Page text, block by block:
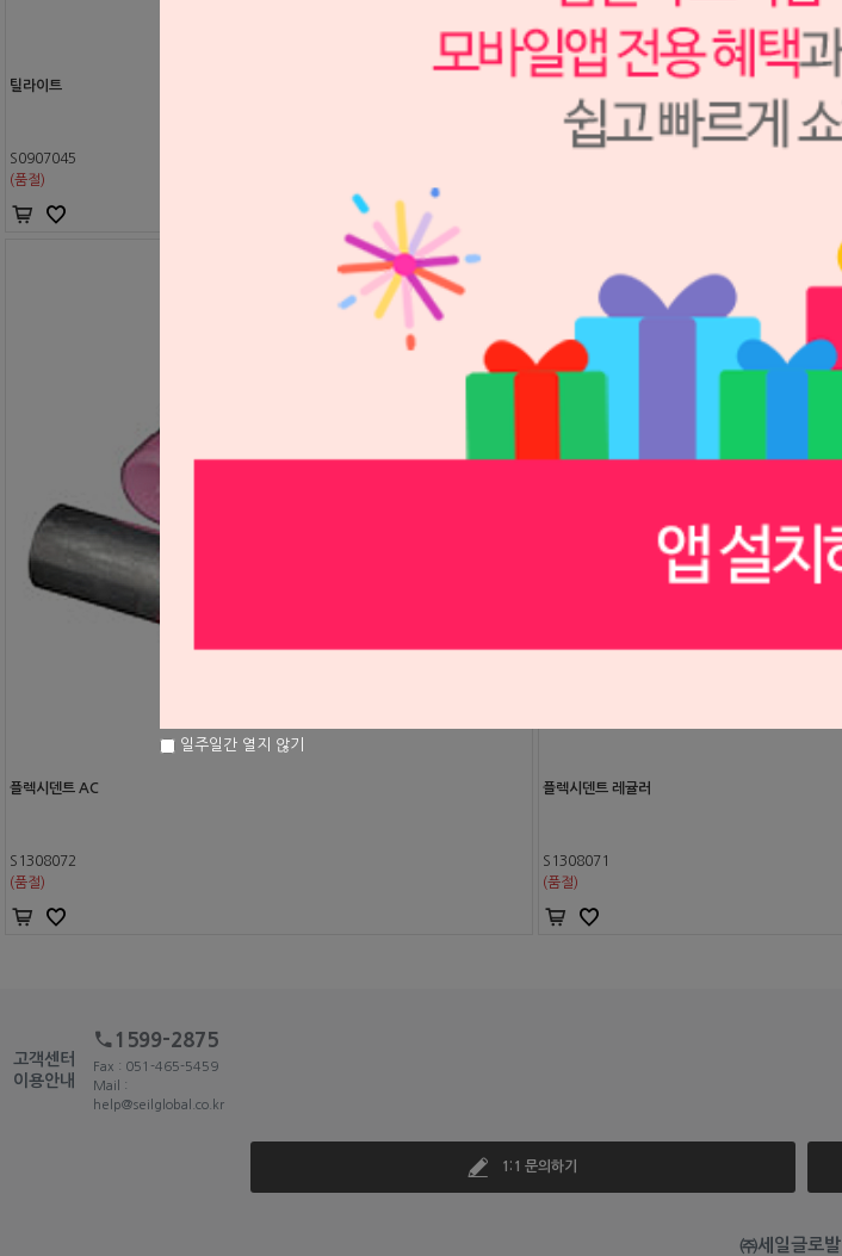
틸라이트
S0907045
(품절)
플렉시덴트 AC
S1308072
(품절)
플렉시덴트 레귤러
S1308071
(품절)
고객센터
이용안내
1599-2875
Fax : 051-465-5459
Mail :
help@seilglobal.co.kr
1:1 문의하기
㈜세일글로발
일주일간 열지 않기